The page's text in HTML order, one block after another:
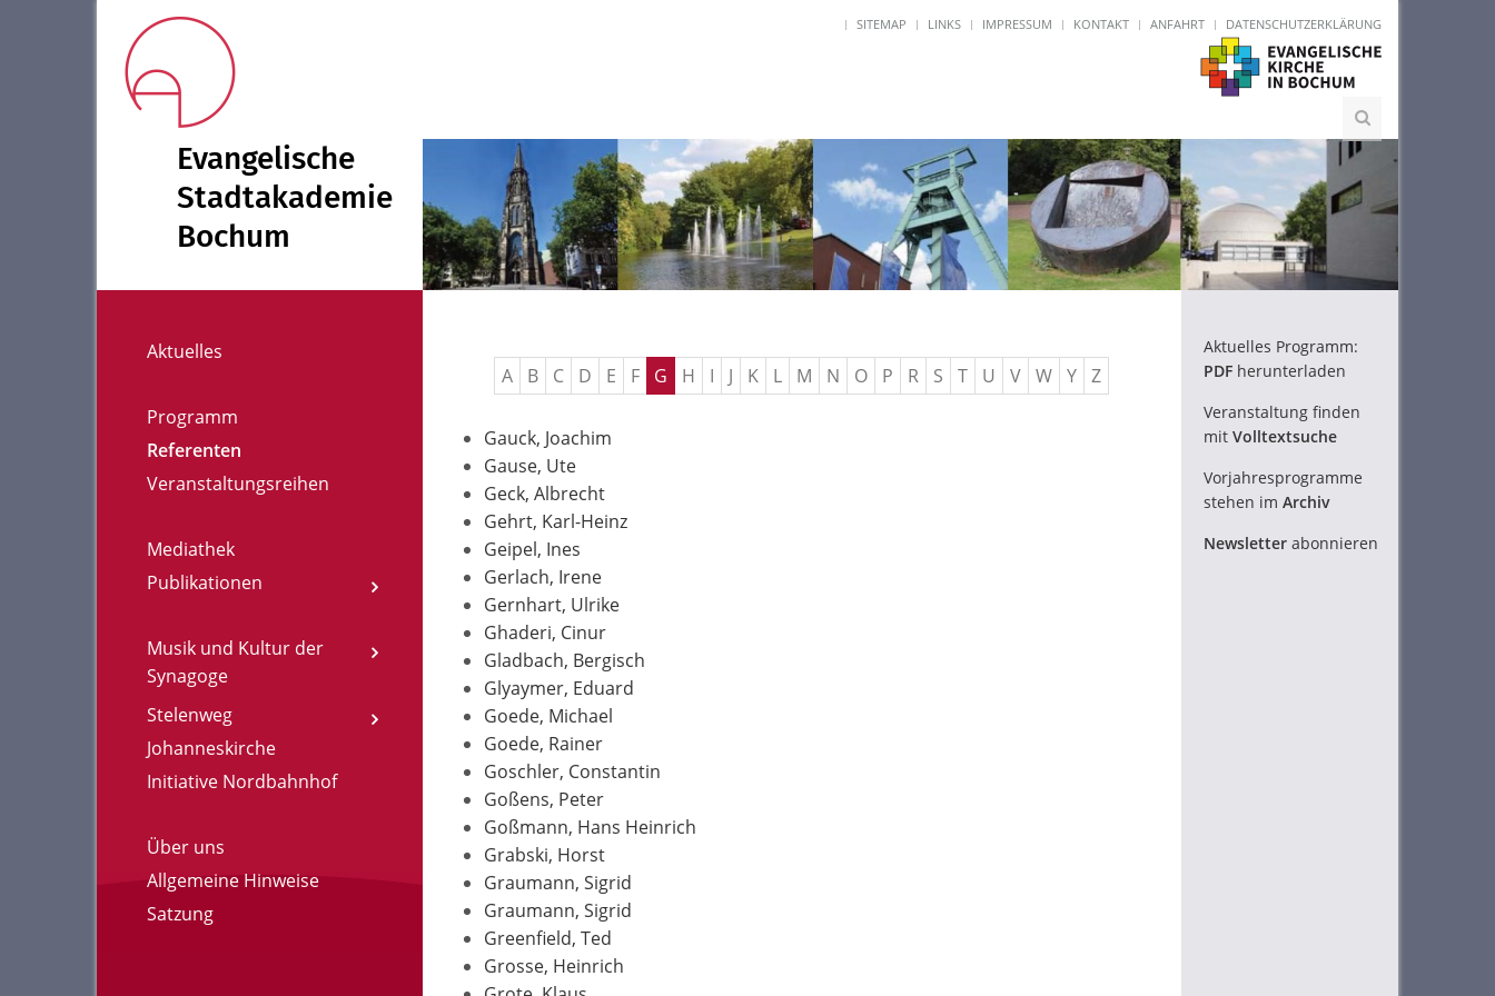
SITEMAP LINKS IMPRESSUM KONTAKT ANFAHRT DATENSCHUTZERKLÄRUNG
Evangelische
Stadtakademie
Bochum
Aktuelles
Programm
Referenten
Veranstaltungsreihen
Mediathek
Publikationen
Musik und Kultur der
Synagoge
Stelenweg
Johanneskirche
Initiative Nordbahnhof
Über uns
Allgemeine Hinweise
Satzung
A B C D E F G H I J K L M N O P R S T U V W Y Z
Gauck, Joachim
Gause, Ute
Geck, Albrecht
Gehrt, Karl-Heinz
Geipel, Ines
Gerlach, Irene
Gernhart, Ulrike
Ghaderi, Cinur
Gladbach, Bergisch
Glyaymer, Eduard
Goede, Michael
Goede, Rainer
Goschler, Constantin
Goßens, Peter
Goßmann, Hans Heinrich
Grabski, Horst
Graumann, Sigrid
Graumann, Sigrid
Greenfield, Ted
Grosse, Heinrich
Aktuelles Programm:
PDF herunterladen
Veranstaltung finden
mit Volltextsuche
Vorjahresprogramme
stehen im Archiv
Newsletter abonnieren